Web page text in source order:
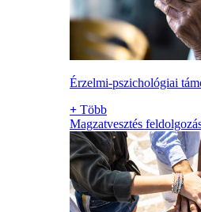
Érzelmi-pszichológiai
+ Több
Magzatvesztés